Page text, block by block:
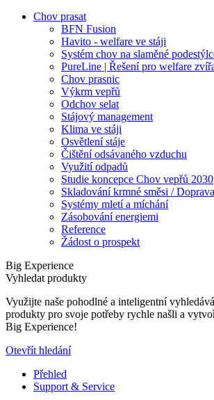
Chov prasat
BFN Fusion
Havito - welfare ve stáji
Systém chov na slaměné
PureLine | Řešení pro welfare
Chov prasnic
Výkrm vepřů
Odchov selat
Stájový management
Klima ve stáji
Osvětlení stáje
Čištění odsávaného vzduchu
Využití odpadů
Studie koncepce Chov vepřů 2030
Skladování krmné směsi /
Systémy mletí a míchání
Zásobování energiemi
Reference
Žádost o prospekt
Big Experience
Vyhledat produkty
Využijte naše pohodlné a inteligentní
produkty pro svoje potřeby rychle našli a
Big Experience!
Otevřít hledání
Přehled
Support & Service